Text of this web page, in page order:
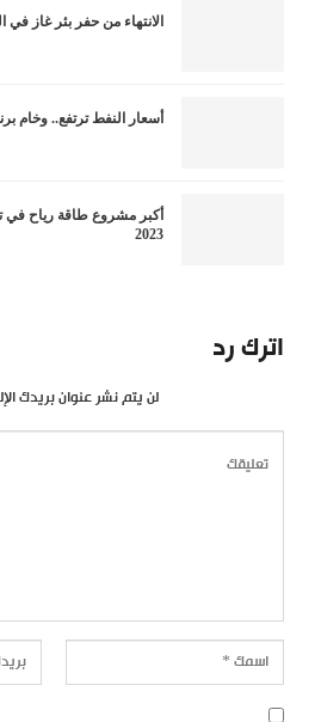
الانتهاء من حفر بئر غاز في
أسعار النفط ترتفع.. وخام برنت
أكبر مشروع طاقة رياح في
2023
اترك رد
لن يتم نشر عنوان بريدك